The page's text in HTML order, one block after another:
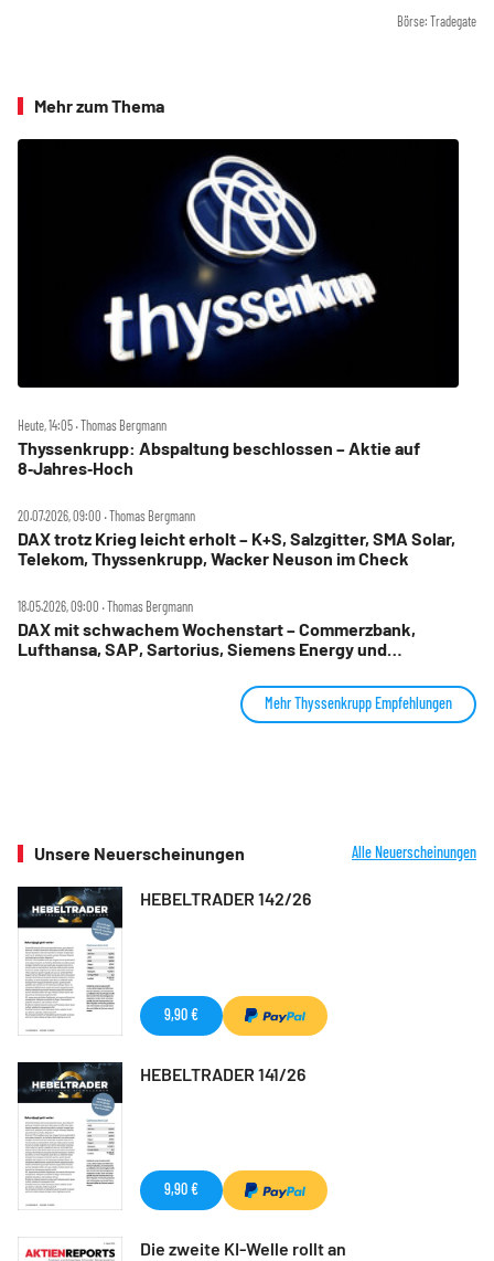
Börse: Tradegate
Mehr zum Thema
Heute, 14:05 ‧ Thomas Bergmann
Thyssenkrupp: Abspaltung beschlossen – Aktie auf
8‑Jahres‑Hoch
20.07.2026, 09:00 ‧ Thomas Bergmann
DAX trotz Krieg leicht erholt – K+S, Salzgitter, SMA Solar,
Telekom, Thyssenkrupp, Wacker Neuson im Check
18.05.2026, 09:00 ‧ Thomas Bergmann
DAX mit schwachem Wochenstart – Commerzbank,
Lufthansa, SAP, Sartorius, Siemens Energy und
Mehr Thyssenkrupp Empfehlungen
Unsere Neuerscheinungen Alle Neuerscheinungen
HEBELTRADER 142/26
9,90 €
HEBELTRADER 141/26
9,90 €
Die zweite KI-Welle rollt an